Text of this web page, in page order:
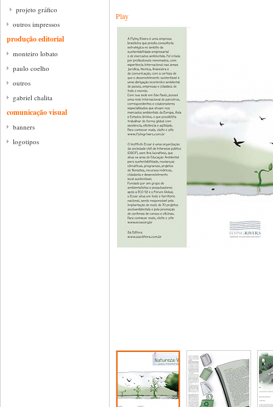
projeto gráfico
outros impressos
produção editorial
monteiro lobato
paulo coelho
outros
gabriel chalita
comunicação visual
banners
logotipos
Play